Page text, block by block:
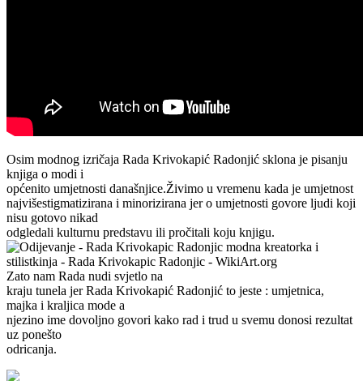
Osim modnog izričaja Rada Krivokapić Radonjić sklona je pisanju
knjiga o modi i
općenito umjetnosti današnjice.Živimo u vremenu kada je umjetnost
najvišestigmatizirana i minorizirana jer o umjetnosti govore ljudi koji
nisu gotovo nikad
odgledali kulturnu predstavu ili pročitali koju knjigu.
Zato nam Rada nudi svjetlo na
kraju tunela jer Rada Krivokapić Radonjić to jeste : umjetnica,
majka i kraljica mode a
njezino ime dovoljno govori kako rad i trud u svemu donosi rezultat
uz ponešto
odricanja.